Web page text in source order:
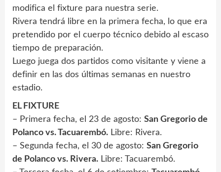
modifica el fixture para nuestra serie.
Rivera tendrá libre en la primera fecha, lo que era
pretendido por el cuerpo técnico debido al escaso
tiempo de preparación.
Luego juega dos partidos como visitante y viene a
definir en las dos últimas semanas en nuestro
estadio.
EL FIXTURE
– Primera fecha, el 23 de agosto: San Gregorio de
Polanco vs. Tacuarembó. Libre: Rivera.
– Segunda fecha, el 30 de agosto: San Gregorio
de Polanco vs. Rivera. Libre: Tacuarembó.